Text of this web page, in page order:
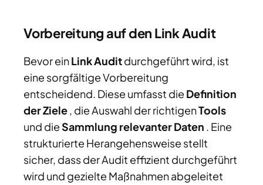
Vorbereitung auf den Link Audit
Bevor einLink Auditdurchgeführt wird, ist
eine sorgfältige Vorbereitung
entscheidend. Diese umfasst die Definition
der Ziele, die Auswahl der richtigenTools
und dieSammlung relevanter Daten . Eine
strukturierte Herangehensweise stellt
sicher, dass der Audit effizient durchgeführt
wird und gezielte Maßnahmen abgeleitet